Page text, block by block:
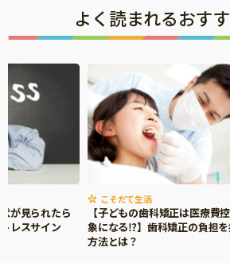
よく読まれるおす
が見られたら
レスサイン
こそだて生活
【子どもの歯科矯正は医療費
象になる⁉】歯科矯正の負担
方法とは？